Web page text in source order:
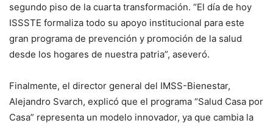
segundo piso de la cuarta transformación. “El día de hoy
ISSSTE formaliza todo su apoyo institucional para este
gran programa de prevención y promoción de la salud
desde los hogares de nuestra patria”, aseveró.
Finalmente, el director general del IMSS-Bienestar,
Alejandro Svarch, explicó que el programa “Salud Casa por
Casa” representa un modelo innovador, ya que cambia la